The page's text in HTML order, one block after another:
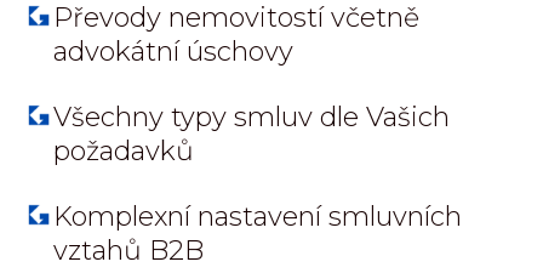
Převody nemovitostí včetně
advokátní úschovy
Všechny typy smluv dle Vašich
požadavků
Komplexní nastavení smluvních
vztahů B2B